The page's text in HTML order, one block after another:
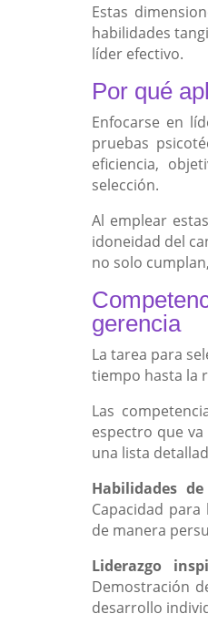
Estas
habilidades
líder efectivo.
Por qué
Enfocarse en
pruebas
eficiencia,
selección.
Al emplear
idoneidad del
no solo
gerencia
La tarea para
tiempo hasta la
Las
espectro que
una lista
Habilidades
Capacidad
de manera
Liderazgo
Demostración
desarrollo